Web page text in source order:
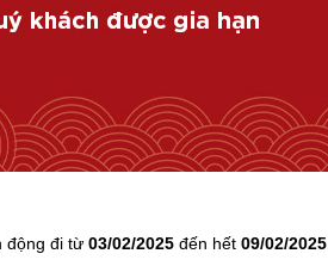
động đi từ 03/02/2025 đến hết09/02/2025